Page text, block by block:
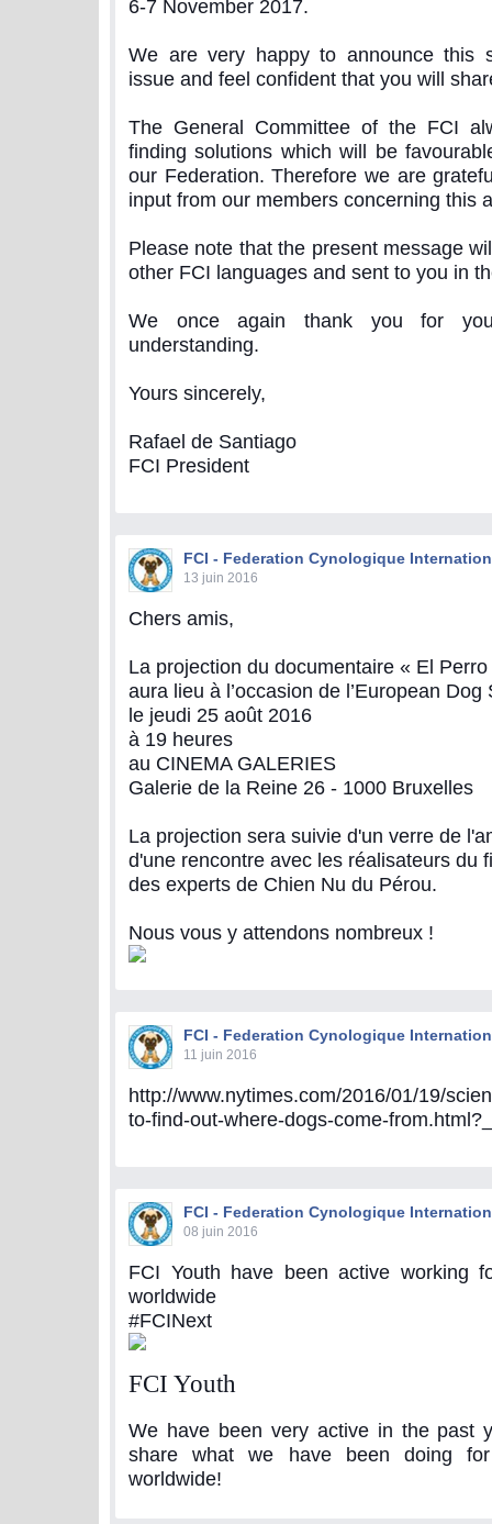
6-7 November 2017.
We are very happy to announce this
issue and feel confident that you will
The General Committee of the FCI
finding solutions which will be
our Federation. Therefore we are
input from our members concerning this
Please note that the present message
other FCI languages and sent to you in
We once again thank you for
understanding.
Yours sincerely,
Rafael de Santiago
FCI President
FCI - Federation Cynologique
13 juin 2016
Chers amis,
La projection du documentaire « El
aura lieu à l’occasion de l’European Dog
le jeudi 25 août 2016
à 19 heures
au CINEMA GALERIES
Galerie de la Reine 26 - 1000 Bruxelles
La projection sera suivie d'un verre de
d'une rencontre avec les réalisateurs du
des experts de Chien Nu du Pérou.
Nous vous y attendons nombreux !
FCI - Federation Cynologique
11 juin 2016
http://www.nytimes.com/2016/01/19/
to-find-out-where-dogs-come-
FCI - Federation Cynologique
08 juin 2016
FCI Youth have been active working
worldwide
#FCINext
FCI Youth
We have been very active in the past
share what we have been doing
worldwide!